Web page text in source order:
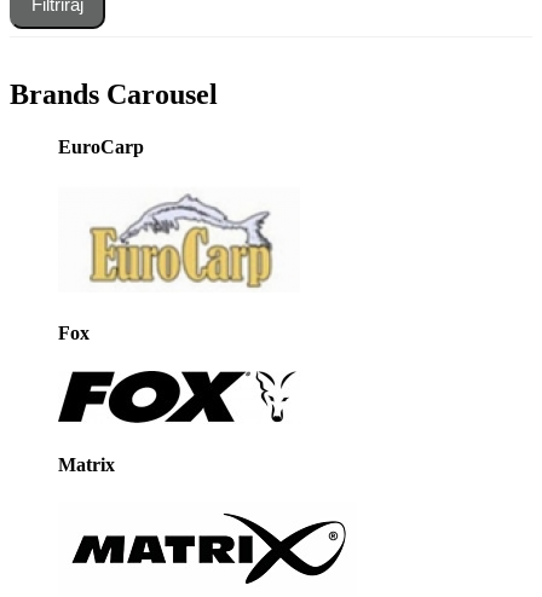
Brands Carousel
EuroCarp
Fox
Matrix